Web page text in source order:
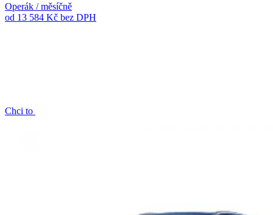
Operák / měsíčně
od 13 584 Kč bez DPH
Chci to